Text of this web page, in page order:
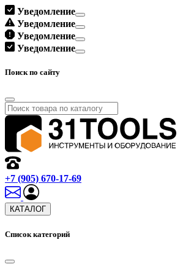
Уведомление
Уведомление
Уведомление
Уведомление
Поиск по сайту
+7 (905) 670-17-69
КАТАЛОГ
Список категорий